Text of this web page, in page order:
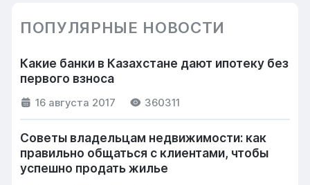
ПОПУЛЯРНЫЕ НОВОСТИ
Какие банки в Казахстане дают ипотеку без
первого взноса
16 августа 2017 360311
Советы владельцам недвижимости: как
правильно общаться с клиентами, чтобы
успешно продать жилье